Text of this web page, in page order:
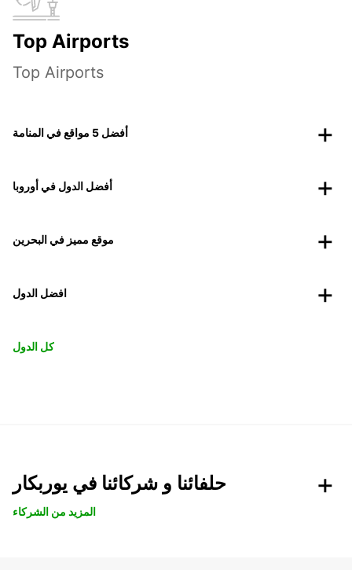
Top Airports
Top Airports
أفضل 5 مواقع في المنامة
أفضل الدول في أوروبا
موقع مميز في البحرين
افضل الدول
كل الدول
حلفائنا و شركائنا في يوربكار
المزيد من الشركاء